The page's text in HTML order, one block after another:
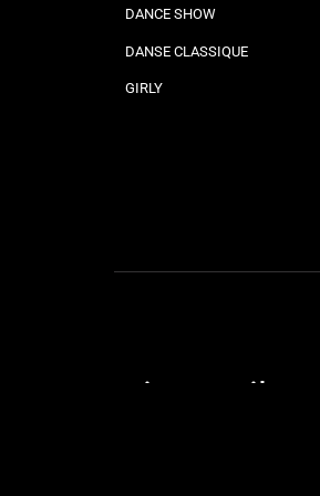
DANCE SHOW
DANSE CLASSIQUE
GIRLY
Liens utiles